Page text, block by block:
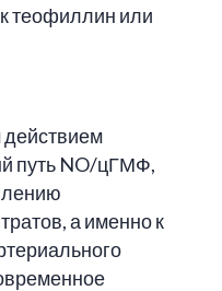
теофиллин или
действием
путь NO/цГМФ,
а именно к